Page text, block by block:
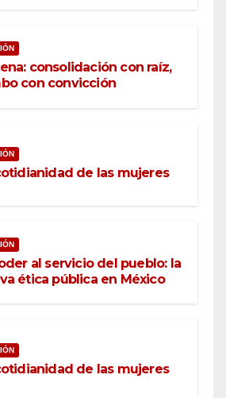
consolidación con raíz,
con convicción
de las mujeres
al servicio del pueblo: la
ética pública en México
de las mujeres